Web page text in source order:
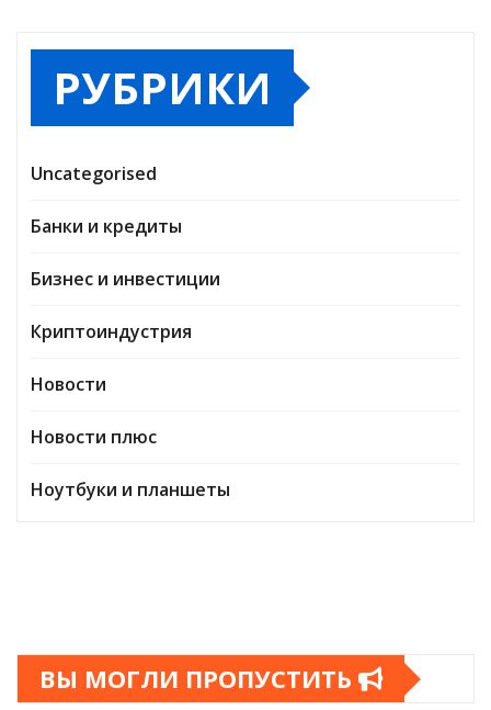
РУБРИКИ
Uncategorised
Банки и кредиты
Бизнес и инвестиции
Криптоиндустрия
Новости
Новости плюс
Ноутбуки и планшеты
ВЫ МОГЛИ ПРОПУСТИТЬ